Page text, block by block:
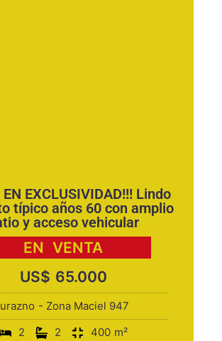
EN EXCLUSIVIDAD!!! Lindo
típico años 60 con amplio
y acceso vehicular
EN VENTA
US$ 65.000
- Zona Maciel 947
2
2 400 m²